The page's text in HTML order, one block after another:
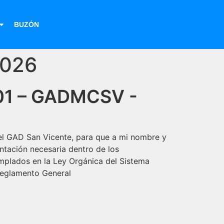
BUZÓN
– GADMCSV -
GAD San Vicente, para que a mi nombre y
necesaria dentro de los
en la Ley Orgánica del Sistema
General